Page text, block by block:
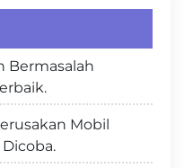
Bermasalah
Mobil